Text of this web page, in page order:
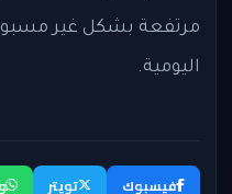
مرتفعة بشكل غير
اليومية.
فيسبوك تويتر